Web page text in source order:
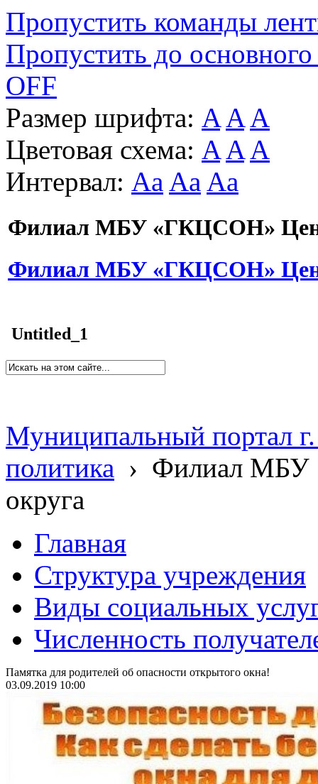
Пропустить команды
Пропустить до основного
OFF
Размер шрифта: A A A
Цветовая схема: A A A
Интервал: Aa Aa Aa
Филиал МБУ «ГКЦСОН»
Филиал МБУ «ГКЦСОН»
Untitled_1
Муниципальный портал
политика › Филиал МБУ
округа
Главная
Структура учреждения
Виды социальных
Численность
Памятка для родителей об опасности открытого окна!
03.09.2019 10:00